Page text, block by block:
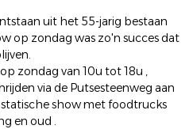
uit het 55-jarig bestaan
op zondag was zo'n succes dat
zondag van 10u tot 18u ,
via de Putsesteenweg aan
statische show met foodtrucks
en oud .